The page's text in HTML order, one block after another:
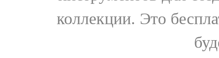
коллекции. Это